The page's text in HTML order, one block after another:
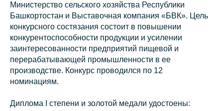
Министерство сельского хозяйства Республики
Башкортостан и Выставочная компания «БВК». Цель
конкурсного состязания состоит в повышении
конкурентоспособности продукции и усилении
заинтересованности предприятий пищевой и
перерабатывающей промышленности в ее
производстве. Конкурс проводился по 12
номинациям.
Диплома I степени и золотой медали удостоены: